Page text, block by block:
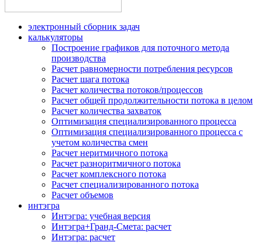
электронный сборник задач
калькуляторы
Построение графиков для поточного метода
производства
Расчет равномерности потребления ресурсов
Расчет шага потока
Расчет количества потоков/процессов
Расчет общей продолжительности потока в целом
Расчет количества захваток
Оптимизация специализированного процесса
Оптимизация специализированного процесса с
учетом количества смен
Расчет неритмичного потока
Расчет разноритмичного потока
Расчет комплексного потока
Расчет специализированного потока
Расчет объемов
интэгра
Интэгра: учебная версия
Интэгра+Гранд-Смета: расчет
Интэгра: расчет